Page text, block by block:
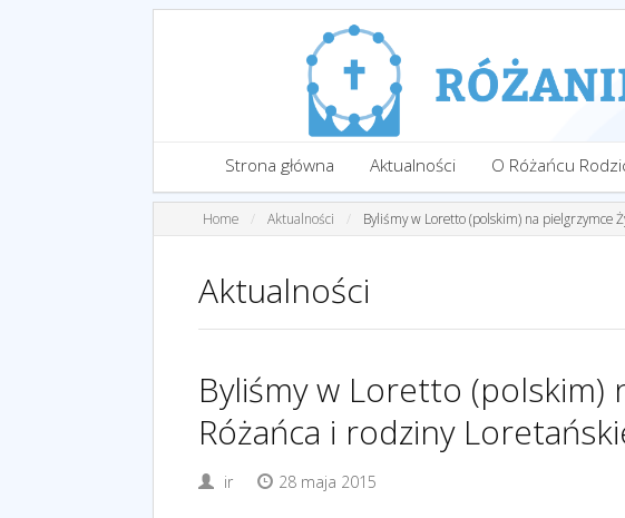
Strona główna Aktualności O Różańcu
Home Aktualności Byliśmy w Loretto (polskim) na pielgrzymce
Aktualności
Byliśmy w Loretto (polskim)
Różańca i rodziny
ir 28 maja 2015